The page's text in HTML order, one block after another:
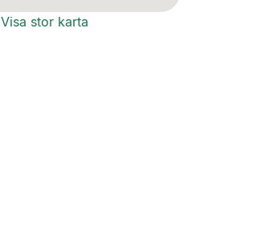
Visa stor karta